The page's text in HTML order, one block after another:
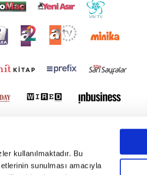
kullanılmaktadır. Bu
sunulması amacıyla